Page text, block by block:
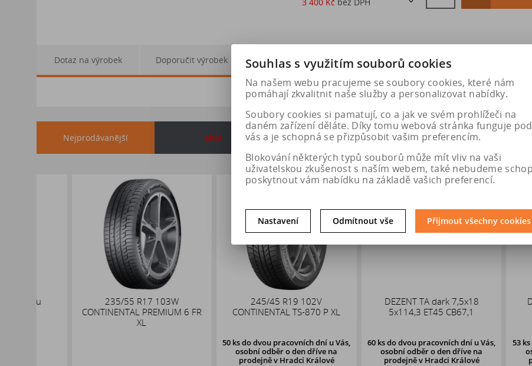
3 400 Kč bez DPH
Dotaz na výrobek Doporučit výrobek
Nejprodávanější akce
235/55 R17 103W
CONTINENTAL PREMIUM 6 FR
245/45 R19 102V
CONTINENTAL TS-870 P XL
do dvou pracovních dní u Vás,
osobní odběr o den dřívena
prodejně v Hradci Králové
DEZENT TA dark 7,5x18
5x114,3 ET45 CB67,1
60 ks
do dvou pracovních dní u Vás,
osobní odběr o den dřívena
prodejně v Hradci Králové
53 ks
do dvou
osobní
prodejně
Souhlas s využitím souborů cookies
Na našem webu pracujeme se soubory cookies, které nám
pomáhají zkvalitnit naše služby a personalizovat nabídky.
Soubory cookies si pamatují, co a jak ve svém prohlížeči na
daném zařízení děláte. Díky tomu webová stránka funguje
vás a je schopná se přizpůsobit vašim preferencím.
Blokování některých typů souborů může mít vliv na vaši
uživatelskou zkušenost s naším webem, také nebudeme
poskytnout vám nabídku na základě vašich preferencí.
Nastavení Odmítnout vše Přijmout všechny cookies